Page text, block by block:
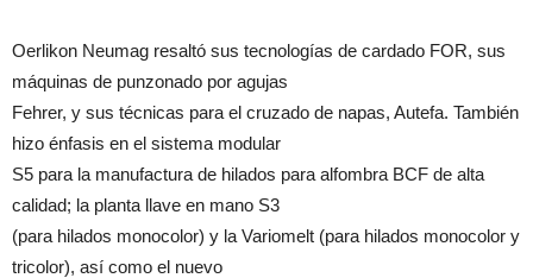
Oerlikon Neumag resaltó sus tecnologías de cardado FOR, sus
máquinas de punzonado por agujas
Fehrer, y sus técnicas para el cruzado de napas, Autefa. También
hizo énfasis en el sistema modular
S5 para la manufactura de hilados para alfombra BCF de alta
calidad; la planta llave en mano S3
(para hilados monocolor) y la Variomelt (para hilados monocolor y
tricolor), así como el nuevo